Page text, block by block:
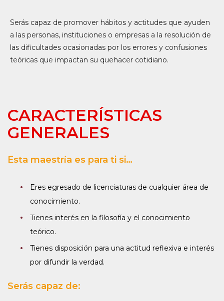
Serás capaz de promover hábitos y actitudes que ayuden
a las personas, instituciones o empresas a la resolución de
las dificultades ocasionadas por los errores y confusiones
teóricas que impactan su quehacer cotidiano.
CARACTERÍSTICAS
GENERALES
Esta maestría es para ti si…
Eres egresado de licenciaturas de cualquier área de
conocimiento.
Tienes interés en la filosofía y el conocimiento
teórico.
Tienes disposición para una actitud reflexiva e interés
por difundir la verdad.
Serás capaz de: